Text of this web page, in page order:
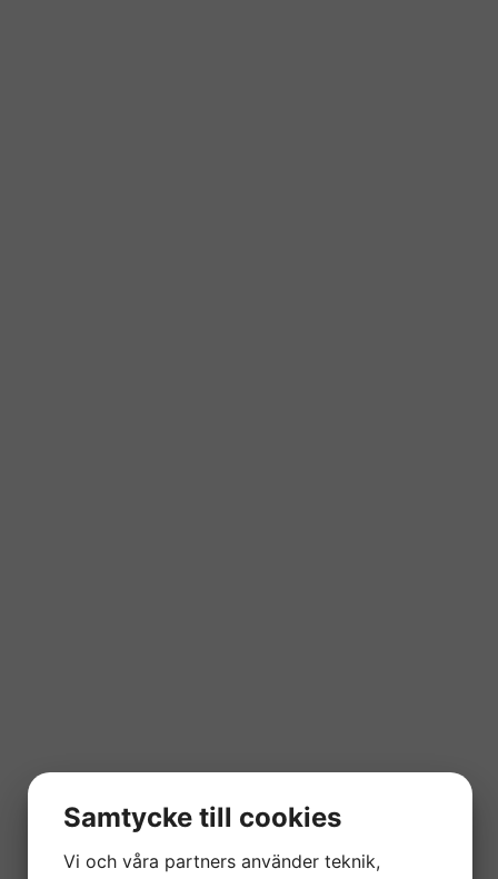
Samtycke till cookies
Vi och våra partners använder teknik,